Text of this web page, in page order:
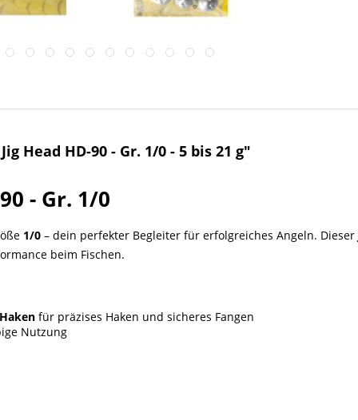
Head HD-90 - Gr. 1/0 - 5 bis 21 g"
- Gr. 1/0
1/0 – dein perfekter Begleiter für erfolgreiches Angeln. Dieser
beim Fischen.
für präzises Haken und sicheres Fangen
Nutzung